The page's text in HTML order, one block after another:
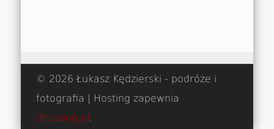
© 2026 Łukasz Kędzierski - podróże i
fotografia | Hosting zapewnia
dhosting.pl.